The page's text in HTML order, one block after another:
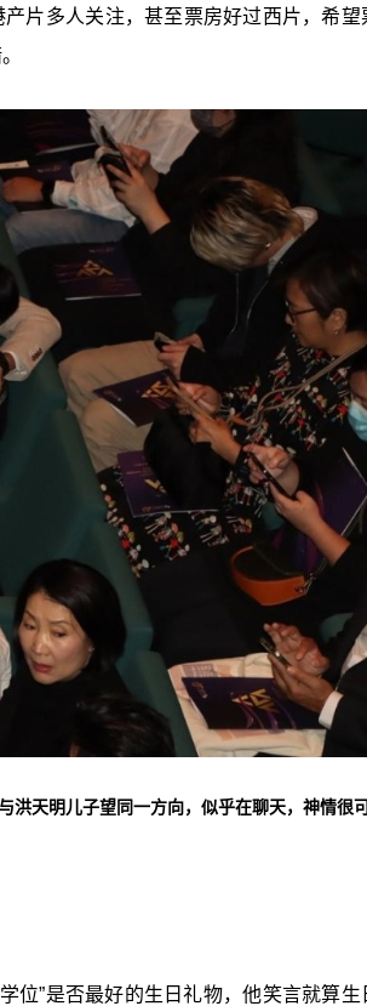
片多人关注，甚至票房好过西片，希望
洪天明儿子望同一方向，似乎在聊天，神情很
位”是否最好的生日礼物，他笑言就算生